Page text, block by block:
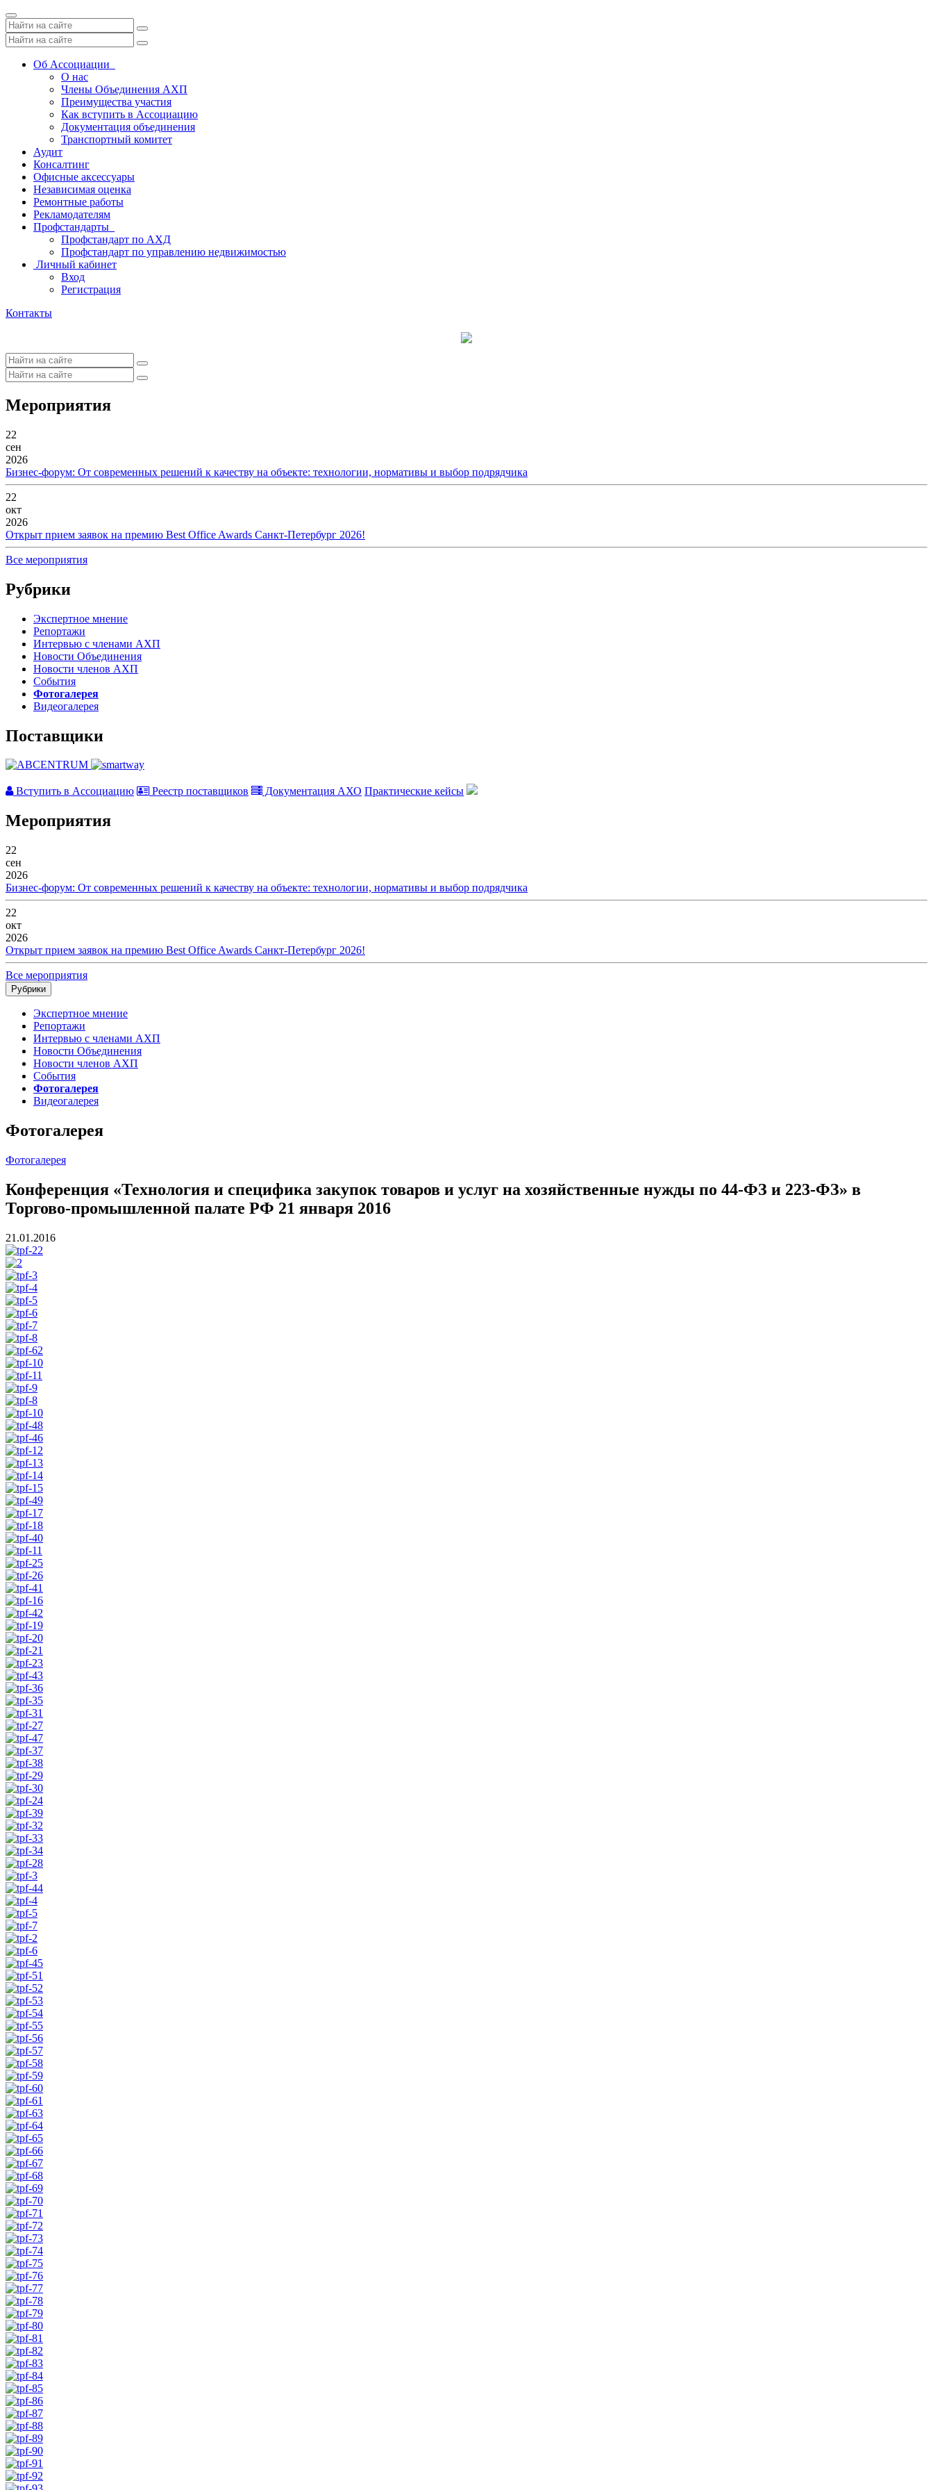
Toggle
navigation
Об Ассоциации
О нас
Члены Объединения АХП
Преимущества участия
Как вступить в Ассоциацию
Документация объединения
Транспортный комитет
Аудит
Консалтинг
Офисные аксессуары
Независимая оценка
Ремонтные работы
Рекламодателям
Профстандарты
Профстандарт по АХД
Профстандарт по управлению недвижимостью
Личный кабинет
Вход
Регистрация
Контакты
Мероприятия
22
сен
2026
Бизнес-форум: От современных решений к качеству на объекте: технологии, нормативы и выбор подрядчика
22
окт
2026
Открыт прием заявок на премию Best Office Awards Санкт-Петербург 2026!
Все мероприятия
Рубрики
Экспертное мнение
Репортажи
Интервью с членами АХП
Новости Объединения
Новости членов АХП
События
Фотогалерея
Видеогалерея
Поставщики
Вступить в Ассоциацию Реестр поставщиков Документация АХО Практические кейсы
Мероприятия
22
сен
2026
Бизнес-форум: От современных решений к качеству на объекте: технологии, нормативы и выбор подрядчика
22
окт
2026
Открыт прием заявок на премию Best Office Awards Санкт-Петербург 2026!
Все мероприятия
Рубрики
Экспертное мнение
Репортажи
Интервью с членами АХП
Новости Объединения
Новости членов АХП
События
Фотогалерея
Видеогалерея
Фотогалерея
Фотогалерея
Конференция «Технология и специфика закупок товаров и услуг на хозяйственные нужды по 44-ФЗ и 223-ФЗ» в
Торгово-промышленной палате РФ 21 января 2016
21.01.2016